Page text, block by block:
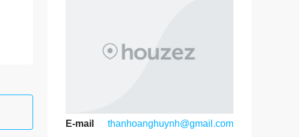
E-mail thanhoanghuynh@gmail.com